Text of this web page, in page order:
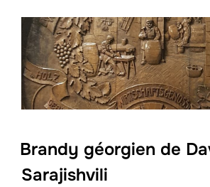
Brandy géorgien de
Sarajishvili